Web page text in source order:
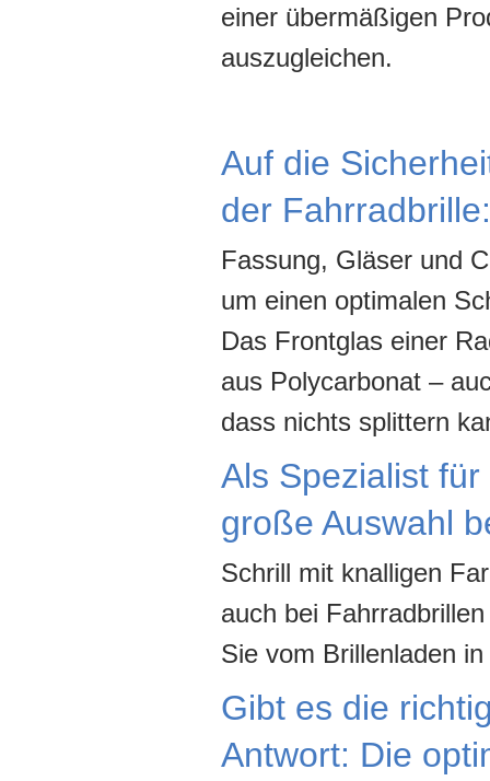
einer übermäßigen
auszugleichen.
Auf die
der
Fassung, Gläser und
um einen optimalen
Das Frontglas einer
aus Polycarbonat –
dass nichts splittern
Als Spezialist
große Auswahl
Schrill mit knalligen
auch bei
Sie vom Brillenladen
Gibt es die
Antwort: Die